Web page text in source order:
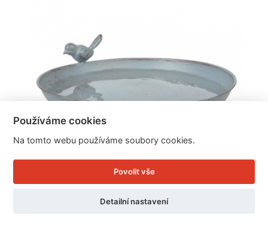
Používáme cookies
Na tomto webu používáme soubory cookies.
Povolit vše
Detailní nastavení